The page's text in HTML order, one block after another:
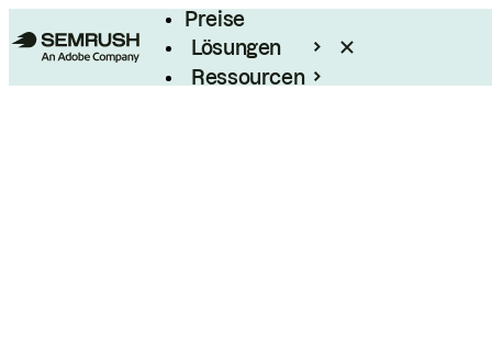
Preise
Lösungen
Ressourcen